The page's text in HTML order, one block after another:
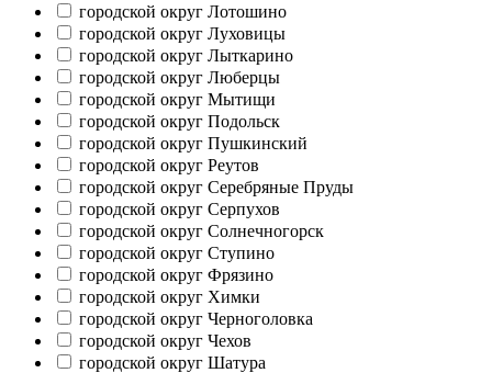
городской округ Лотошино
городской округ Луховицы
городской округ Лыткарино
городской округ Люберцы
городской округ Мытищи
городской округ Подольск
городской округ Пушкинский
городской округ Реутов
городской округ Серебряные Пруды
городской округ Серпухов
городской округ Солнечногорск
городской округ Ступино
городской округ Фрязино
городской округ Химки
городской округ Черноголовка
городской округ Чехов
городской округ Шатура